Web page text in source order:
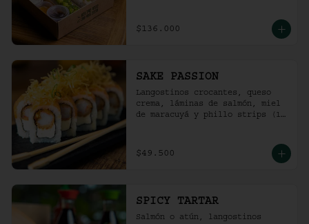
$136.000
SAKE PASSION
Langostinos crocantes, queso
crema, láminas de salmón, miel
de maracuyá y phillo strips (10
$49.500
SPICY TARTAR
Salmón o atún, langostinos